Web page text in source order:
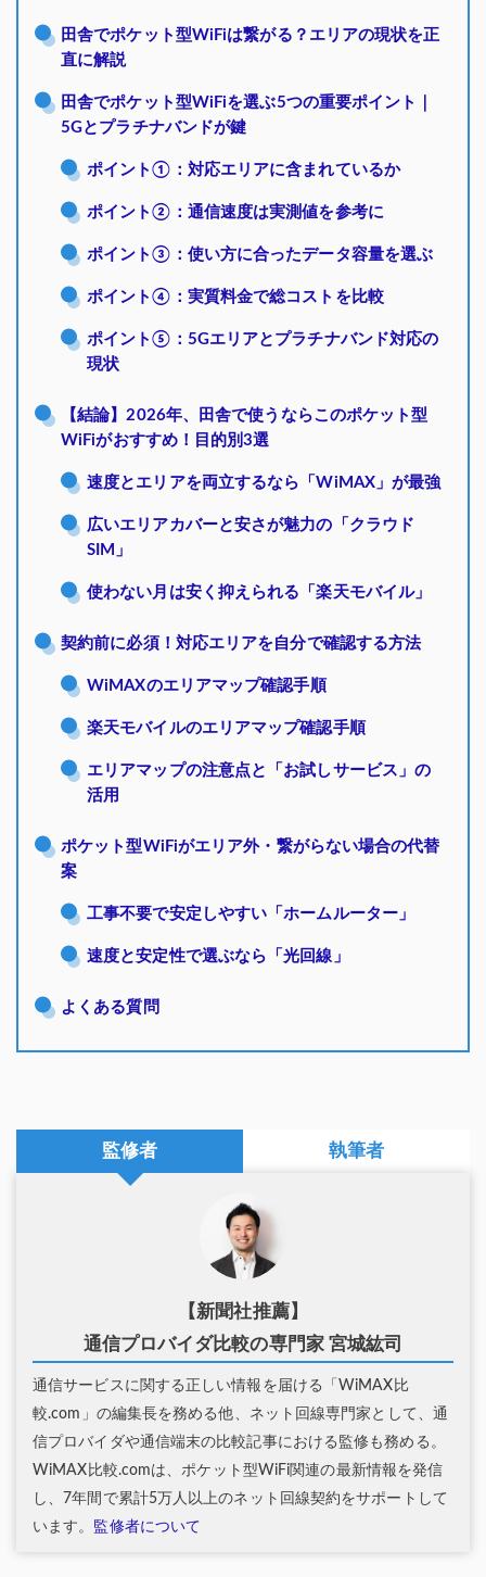
田舎でポケット型WiFiは繋がる？エリアの現状を正
直に解説
田舎でポケット型WiFiを選ぶ5つの重要ポイント｜
5Gとプラチナバンドが鍵
ポイント①：対応エリアに含まれているか
ポイント②：通信速度は実測値を参考に
ポイント③：使い方に合ったデータ容量を選ぶ
ポイント④：実質料金で総コストを比較
ポイント⑤：5Gエリアとプラチナバンド対応の
現状
【結論】2026年、田舎で使うならこのポケット型
WiFiがおすすめ！目的別3選
速度とエリアを両立するなら「WiMAX」が最強
広いエリアカバーと安さが魅力の「クラウド
SIM」
使わない月は安く抑えられる「楽天モバイル」
契約前に必須！対応エリアを自分で確認する方法
WiMAXのエリアマップ確認手順
楽天モバイルのエリアマップ確認手順
エリアマップの注意点と「お試しサービス」の
活用
ポケット型WiFiがエリア外・繋がらない場合の代替
案
工事不要で安定しやすい「ホームルーター」
速度と安定性で選ぶなら「光回線」
よくある質問
監修者 執筆者
【新聞社推薦】
通信プロバイダ比較の専門家 宮城紘司
通信サービスに関する正しい情報を届ける「WiMAX比
較.com」の編集長を務める他、ネット回線専門家として、通
信プロバイダや通信端末の比較記事における監修も務める。
WiMAX比較.comは、ポケット型WiFi関連の最新情報を発信
し、7年間で累計5万人以上のネット回線契約をサポートして
います。 監修者について